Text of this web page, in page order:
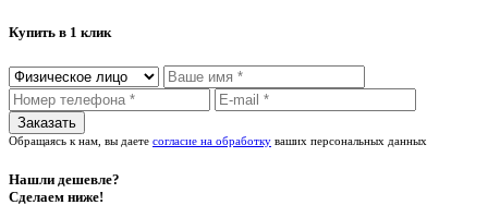
Купить в 1 клик
Обращаясь к нам, вы даете согласие на обработку ваших персональных данных
Нашли дешевле?
Сделаем ниже!